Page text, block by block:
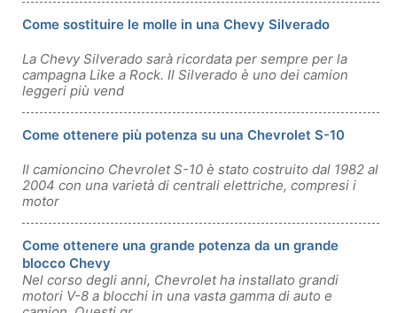
Come sostituire le molle in una Chevy Silverado
La Chevy Silverado sarà ricordata per sempre per la
campagna Like a Rock. Il Silverado è uno dei camion
leggeri più vend
Come ottenere più potenza su una Chevrolet S-10
Il camioncino Chevrolet S-10 è stato costruito dal 1982 al
2004 con una varietà di centrali elettriche, compresi i
motor
Come ottenere una grande potenza da un grande
blocco Chevy
Nel corso degli anni, Chevrolet ha installato grandi
motori V-8 a blocchi in una vasta gamma di auto e